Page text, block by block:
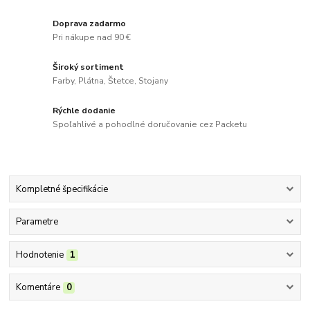
Doprava zadarmo
Pri nákupe nad 90 €
Široký sortiment
Farby, Plátna, Štetce, Stojany
Rýchle dodanie
Spoľahlivé a pohodlné doručovanie cez Packetu
Kompletné špecifikácie
Parametre
Hodnotenie 1
Komentáre 0